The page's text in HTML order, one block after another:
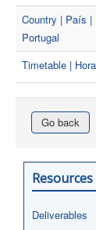
Country | País
Portugal
Timetable |
Go back
Resources
Deliverables